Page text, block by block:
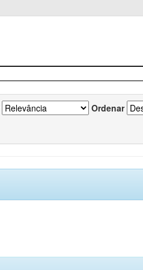
Ordenar